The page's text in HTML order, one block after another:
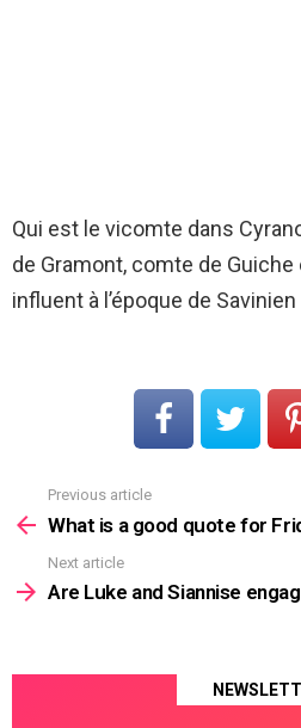
Qui est le vicomte dans
de Gramont, comte de Guiche
influent à l’époque de Savinien
more
Previous article
What is a good quote for
Next article
Are Luke and Siannise